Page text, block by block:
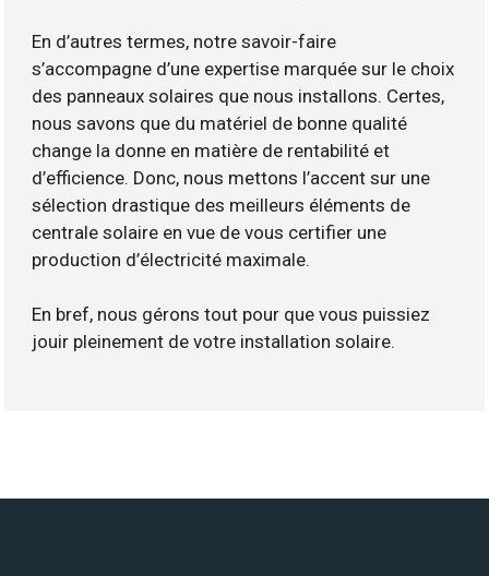
En d’autres termes, notre savoir-faire
s’accompagne d’une expertise marquée sur le choix
des panneaux solaires que nous installons. Certes,
nous savons que du matériel de bonne qualité
change la donne en matière de rentabilité et
d’efficience. Donc, nous mettons l’accent sur une
sélection drastique des meilleurs éléments de
centrale solaire en vue de vous certifier une
production d’électricité maximale.
En bref, nous gérons tout pour que vous puissiez
jouir pleinement de votre installation solaire.